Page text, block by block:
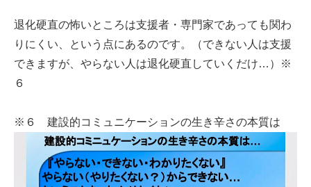
退化硬直の怖いところは支援者・専門家であっても関わ
りにくい、という点にあるのです。（できない人は支援
できますが、やらない人は退化硬直していくだけ…）※
６
※６ 建設的コミュニケーションの生き辛さの本質は